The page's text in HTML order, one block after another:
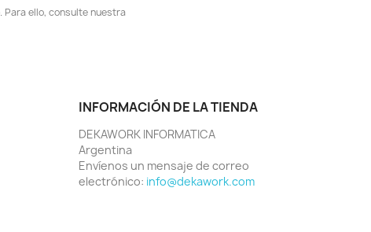
Para ello, consulte nuestra
INFORMACIÓN DE LA TIENDA
DEKAWORK INFORMATICA
Argentina
Envíenos un mensaje de correo
electrónico: info@dekawork.com